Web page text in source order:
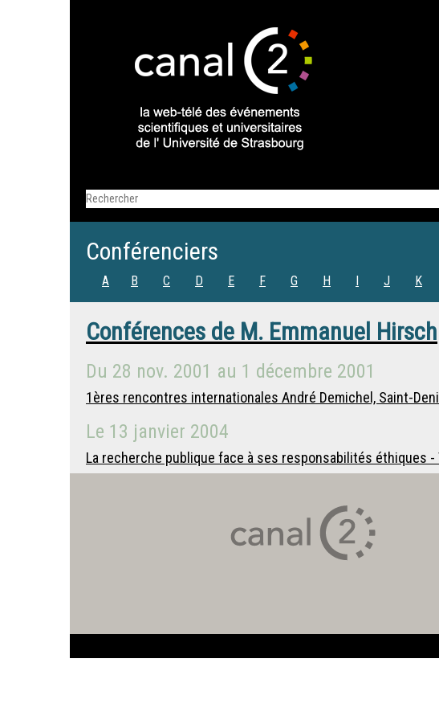
Conférenciers
A B C D E F G H I J K
Conférences de M. Emmanuel Hirsch
Du 28 nov. 2001 au 1 décembre 2001
1ères rencontres internationales André Demichel, Saint-
Le 13 janvier 2004
La recherche publique face à ses responsabilités éthiques